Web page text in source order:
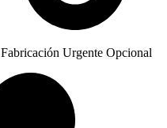
Fabricación Urgente Opcional